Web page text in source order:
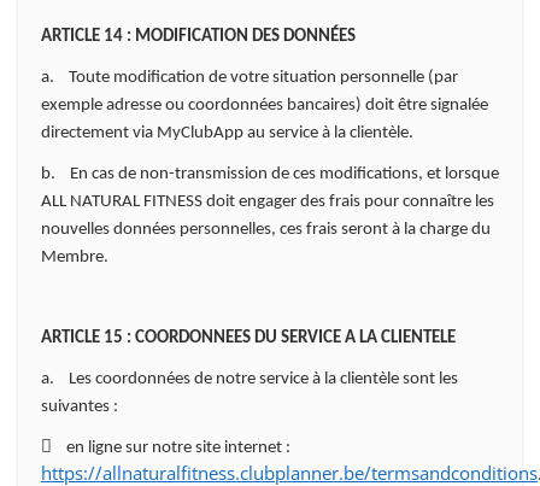
ARTICLE 14 : MODIFICATION DES DONNÉES
a. Toute modification de votre situation personnelle (par
exemple adresse ou coordonnées bancaires) doit être signalée
directement via MyClubApp au service à la clientèle.
b. En cas de non-transmission de ces modifications, et lorsque
ALL NATURAL FITNESS doit engager des frais pour connaître les
nouvelles données personnelles, ces frais seront à la charge du
Membre.
ARTICLE 15 : COORDONNEES DU SERVICE A LA CLIENTELE
a. Les coordonnées de notre service à la clientèle sont les
suivantes :
 en ligne sur notre site internet :
https://allnaturalfitness.clubplanner.be/termsandconditions